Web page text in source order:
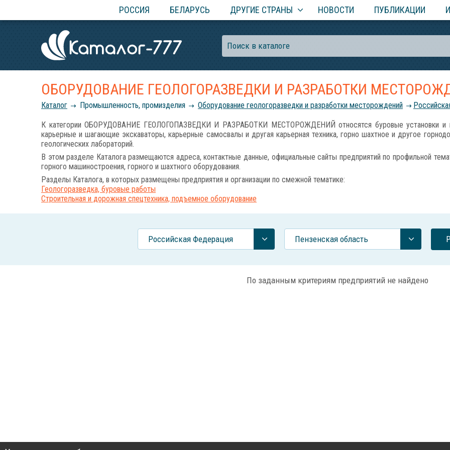
РОССИЯ БЕЛАРУСЬ ДРУГИЕ СТРАНЫ НОВОСТИ ПУБЛИКАЦИИ
ОБОРУДОВАНИЕ ГЕОЛОГОРАЗВЕДКИ И РАЗРАБОТКИ
Каталог Промышленность, промизделия Оборудование геологоразведки и разработки месторождений
К категории ОБОРУДОВАНИЕ ГЕОЛОГОПАЗВЕДКИ И РАЗРАБОТКИ МЕСТОРОЖДЕНИЙ относятся буровые установки и
карьерные и шагающие экскаваторы, карьерные самосвалы и другая карьерная техника, горно шахтное и другое
геологических лабораторий.
В этом разделе Каталога размещаются адреса, контактные данные, официальные сайты предприятий по профильной
горного машиностроения, горного и шахтного оборудования.
Разделы Каталога, в которых размещены предприятия и организации по смежной тематике:
Геологоразведка, буровые работы
Строительная и дорожная спецтехника, подъемное оборудование
Российcкая Федерация Пензенская область
По заданным критериям предприятий не найдено